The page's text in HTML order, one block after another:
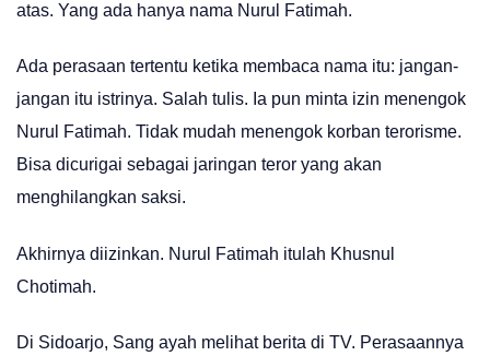
atas. Yang ada hanya nama Nurul Fatimah.
Ada perasaan tertentu ketika membaca nama itu: jangan-
jangan itu istrinya. Salah tulis. Ia pun minta izin menengok
Nurul Fatimah. Tidak mudah menengok korban terorisme.
Bisa dicurigai sebagai jaringan teror yang akan
menghilangkan saksi.
Akhirnya diizinkan. Nurul Fatimah itulah Khusnul
Chotimah.
Di Sidoarjo, Sang ayah melihat berita di TV. Perasaannya